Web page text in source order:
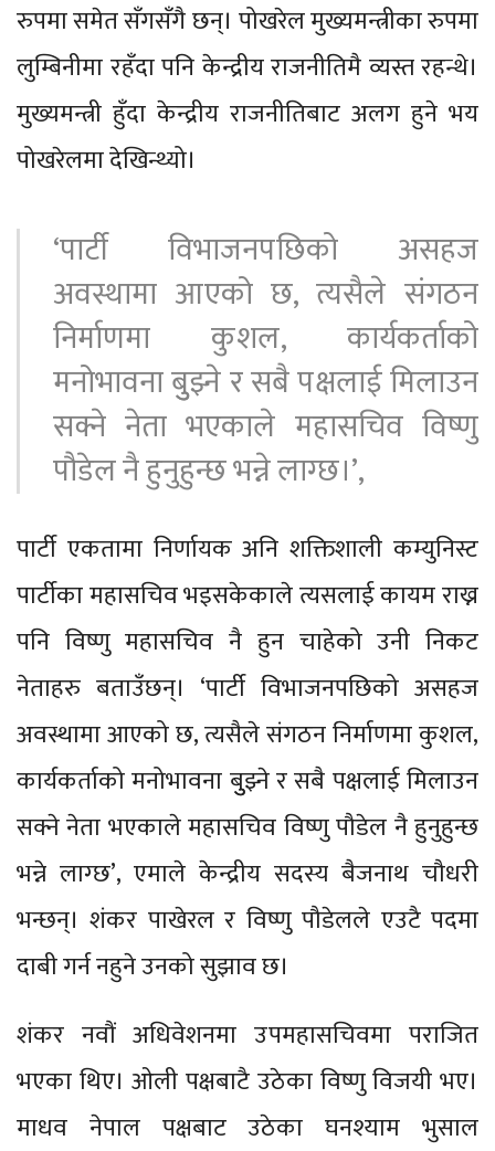
रुपमा समेत सँगसँगै छन्। पोखरेल मुख्यमन्त्रीका रुपमा
लुम्बिनीमा रहँदा पनि केन्द्रीय राजनीतिमै व्यस्त रहन्थे।
मुख्यमन्त्री हुँदा केन्द्रीय राजनीतिबाट अलग हुने भय
पोखरेलमा देखिन्थ्यो।
‘पार्टी विभाजनपछिको असहज
अवस्थामा आएको छ, त्यसैले संगठन
निर्माणमा कुशल, कार्यकर्ताको
मनोभावना बुुझ्ने र सबै पक्षलाई मिलाउन
सक्ने नेता भएकाले महासचिव विष्णु
पौडेल नै हुनुहुन्छ भन्ने लाग्छ।’,
पार्टी एकतामा निर्णायक अनि शक्तिशाली कम्युनिस्ट
पार्टीका महासचिव भइसकेकाले त्यसलाई कायम राख्न
पनि विष्णु महासचिव नै हुन चाहेको उनी निकट
नेताहरु बताउँछन्। ‘पार्टी विभाजनपछिको असहज
अवस्थामा आएको छ, त्यसैले संगठन निर्माणमा कुशल,
कार्यकर्ताको मनोभावना बुुझ्ने र सबै पक्षलाई मिलाउन
सक्ने नेता भएकाले महासचिव विष्णु पौडेल नै हुनुहुन्छ
भन्ने लाग्छ’, एमाले केन्द्रीय सदस्य बैजनाथ चौधरी
भन्छन्। शंकर पाखेरल र विष्णु पौडेलले एउटै पदमा
दाबी गर्न नहुने उनको सुझाव छ।
शंकर नवौं अधिवेशनमा उपमहासचिवमा पराजित
भएका थिए। ओली पक्षबाटै उठेका विष्णु विजयी भए।
माधव नेपाल पक्षबाट उठेका घनश्याम भुसाल